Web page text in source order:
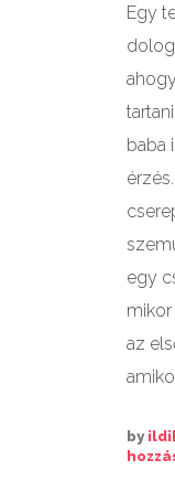
Egy
dolog
baba
egy
az
by